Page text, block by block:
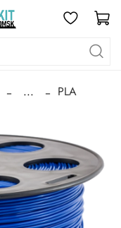
... PLA